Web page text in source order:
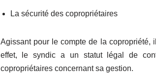
La sécurité des copropriétaires
Agissant pour le compte de la
effet, le syndic a un statut légal de
copropriétaires concernant sa gestion.